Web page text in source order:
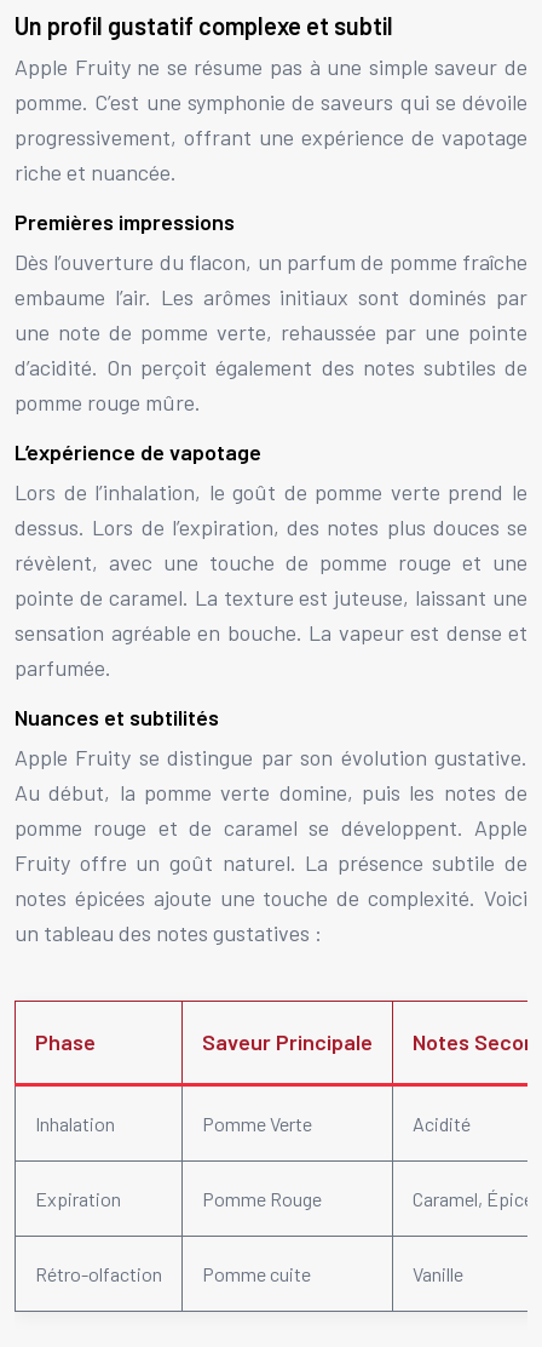
Un profil gustatif complexe et subtil
Apple Fruity ne se résume pas à une simple saveur de
pomme. C’est une symphonie de saveurs qui se dévoile
progressivement, offrant une expérience de vapotage
riche et nuancée.
Premières impressions
Dès l’ouverture du flacon, un parfum de pomme fraîche
embaume l’air. Les arômes initiaux sont dominés par
une note de pomme verte, rehaussée par une pointe
d’acidité. On perçoit également des notes subtiles de
pomme rouge mûre.
L’expérience de vapotage
Lors de l’inhalation, le goût de pomme verte prend le
dessus. Lors de l’expiration, des notes plus douces se
révèlent, avec une touche de pomme rouge et une
pointe de caramel. La texture est juteuse, laissant une
sensation agréable en bouche. La vapeur est dense et
parfumée.
Nuances et subtilités
Apple Fruity se distingue par son évolution gustative.
Au début, la pomme verte domine, puis les notes de
pomme rouge et de caramel se développent. Apple
Fruity offre un goût naturel. La présence subtile de
notes épicées ajoute une touche de complexité. Voici
un tableau des notes gustatives :
Phase Saveur Principale Notes
Inhalation Pomme Verte Acidité
Expiration Pomme Rouge Caramel, Épices
Rétro-olfaction Pomme cuite Vanille